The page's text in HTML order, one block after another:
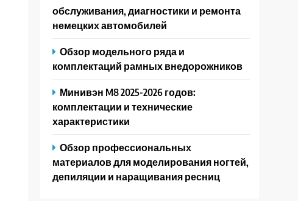
обслуживания, диагностики и ремонта
немецких автомобилей
Обзор модельного ряда и
комплектаций рамных внедорожников
Минивэн M8 2025-2026 годов:
комплектации и технические
характеристики
Обзор профессиональных
материалов для моделирования ногтей,
депиляции и наращивания ресниц